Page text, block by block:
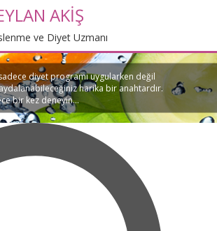
AKİŞ
ve Diyet Uzmanı
diyet programı uygularken değil
harika bir anahtardır.
bir kez deneyin...